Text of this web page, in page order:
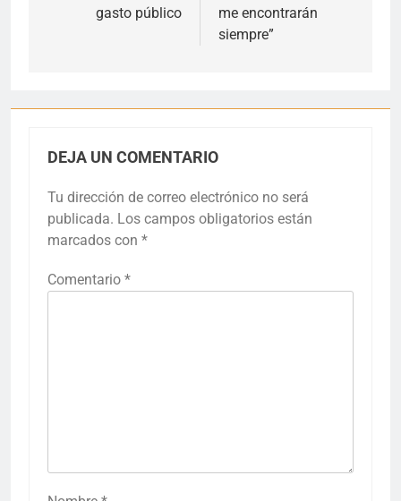
gasto público
me encontrarán
siempre”
DEJA UN COMENTARIO
Tu dirección de correo electrónico no será
publicada. Los campos obligatorios están
marcados con *
Comentario *